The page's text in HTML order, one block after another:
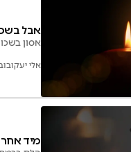
אבל בשכונה: בן 13 נפטר
אסון
אלי
מיד